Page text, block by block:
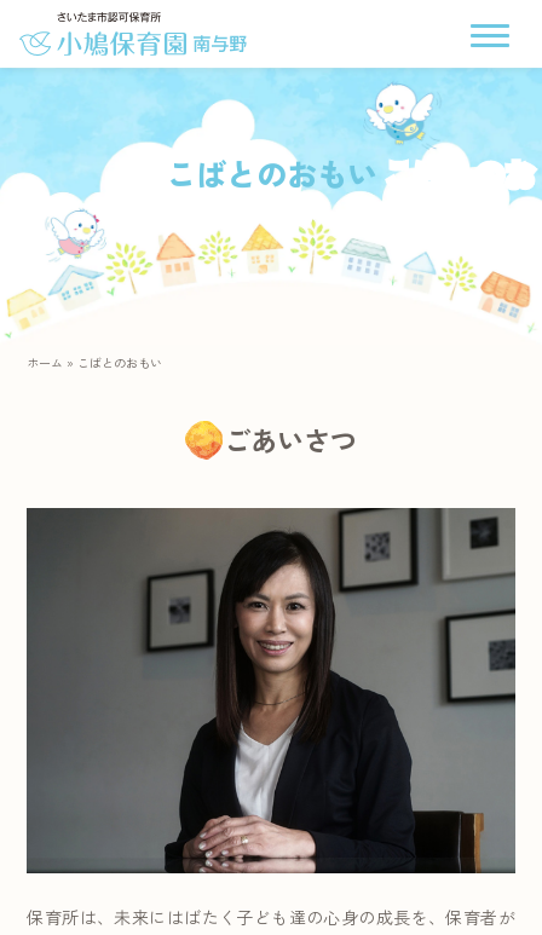
こばとのおもい
ホーム » こばとのおもい
ごあいさつ
保育所は、未来にはばたく子ども達の心身の成長を、保育者が